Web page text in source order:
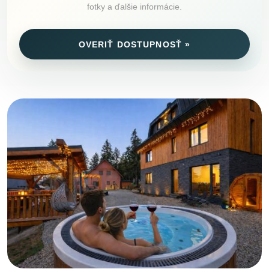
fotky a ďalšie informácie.
OVERIŤ DOSTUPNOSŤ »